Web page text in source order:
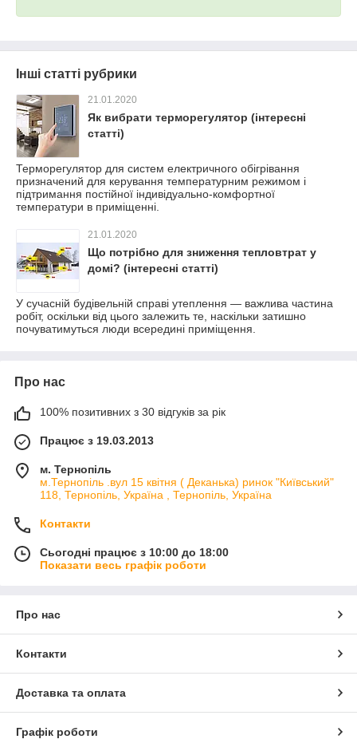
Інші статті рубрики
21.01.2020
Як вибрати терморегулятор (інтересні
статті)
Терморегулятор для систем електричного обігрівання
призначений для керування температурним режимом і
підтримання постійної індивідуально-комфортної
температури в приміщенні.
21.01.2020
Що потрібно для зниження тепловтрат у
домі? (інтересні статті)
У сучасній будівельній справі утеплення — важлива частина
робіт, оскільки від цього залежить те, наскільки затишно
почуватимуться люди всередині приміщення.
Про нас
100% позитивних з 30 відгуків за рік
Працює з 19.03.2013
м. Тернопіль
м.Тернопіль .вул 15 квітня ( Деканька) ринок "Київський"
118, Тернопіль, Україна , Тернопіль, Україна
Контакти
Сьогодні працює з 10:00 до 18:00
Показати весь графік роботи
Про нас
Контакти
Доставка та оплата
Графік роботи